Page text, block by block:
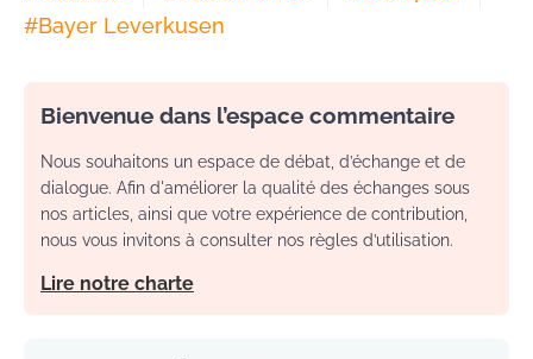
#Bayer Leverkusen
Bienvenue dans l’espace commentaire
Nous souhaitons un espace de débat, d’échange et de
dialogue. Afin d'améliorer la qualité des échanges sous
nos articles, ainsi que votre expérience de contribution,
nous vous invitons à consulter nos règles d’utilisation.
Lire notre charte